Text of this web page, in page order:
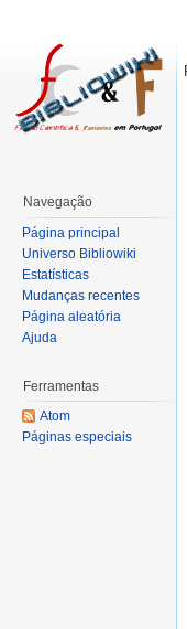
Navegação
Página principal
Universo Bibliowiki
Estatísticas
Mudanças recentes
Página aleatória
Ajuda
Ferramentas
Atom
Páginas especiais